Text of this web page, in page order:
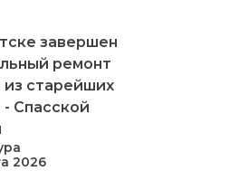
завершен
ремонт
из старейших
- Спасской
2026